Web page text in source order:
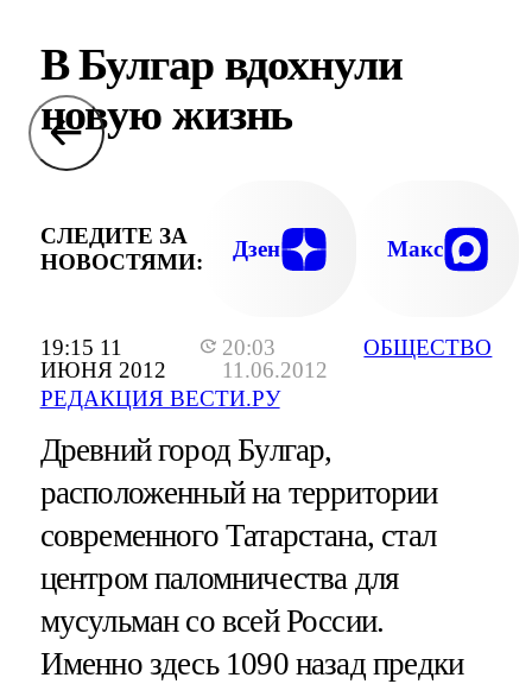
19:15 11
ИЮНЯ 2012
20:03
11.06.2012
РЕДАКЦИЯ ВЕСТИ.РУ
ОБЩЕСТВО
В Булгар вдохнули
новую жизнь
СЛЕДИТЕ ЗА
НОВОСТЯМИ:
Дзен Макс
Древний город Булгар,
расположенный на территории
современного Татарстана, стал
центром паломничества для
мусульман со всей России.
Именно здесь 1090 назад предки